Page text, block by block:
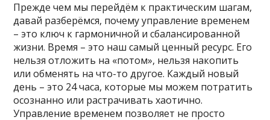
Прежде чем мы перейдём к практическим шагам,
давай разберёмся, почему управление временем
– это ключ к гармоничной и сбалансированной
жизни. Время – это наш самый ценный ресурс. Его
нельзя отложить на «потом», нельзя накопить
или обменять на что-то другое. Каждый новый
день – это 24 часа, которые мы можем потратить
осознанно или растрачивать хаотично.
Управление временем позволяет не просто